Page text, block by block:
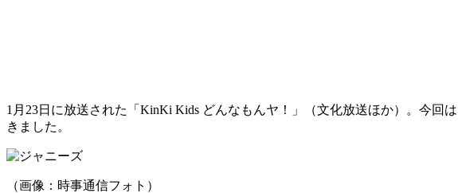
1月23日に放送された「KinKi Kids どんなもんヤ！」（文化放送ほか）。今
きました。
（画像：時事通信フォト）